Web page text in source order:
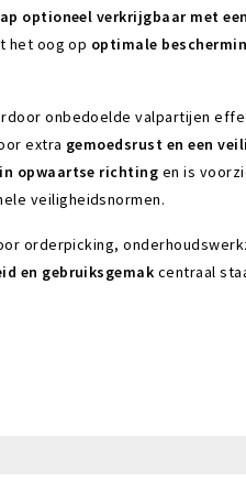
optioneel verkrijgbaar met een
het oog op optimale
onbedoelde valpartijen
extra gemoedsrust en een
opwaartse richting en is
veiligheidsnormen.
orderpicking,
en gebruiksgemak centraal